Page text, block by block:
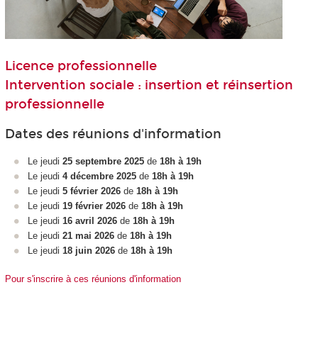
Licence professionnelle
Intervention sociale : insertion et réinsertion
professionnelle
Dates des réunions d'information
Le jeudi 25 septembre 2025 de 18h à 19h
Le jeudi 4 décembre 2025 de 18h à 19h
Le jeudi 5 février 2026 de 18h à 19h
Le jeudi 19 février 2026 de 18h à 19h
Le jeudi 16 avril 2026 de 18h à 19h
Le jeudi 21 mai 2026 de 18h à 19h
Le jeudi 18 juin 2026 de 18h à 19h
Pour s'inscrire à ces réunions d'information